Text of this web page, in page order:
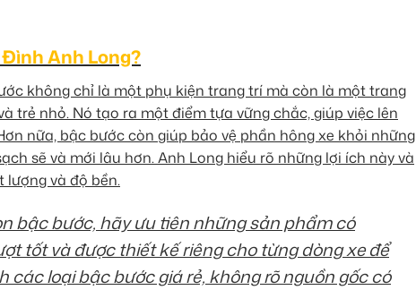
Anh Long?
không chỉ là một phụ kiện trang trí mà còn là một trang
trẻ nhỏ. Nó tạo ra một điểm tựa vững chắc, giúp việc lên
nữa, bậc bước còn giúp bảo vệ phần hông xe khỏi những
sẽ và mới lâu hơn. Anh Long hiểu rõ những lợi ích này và
và độ bền.
bậc bước, hãy ưu tiên những sản phẩm có
tốt và được thiết kế riêng cho từng dòng xe để
loại bậc bước giá rẻ, không rõ nguồn gốc có